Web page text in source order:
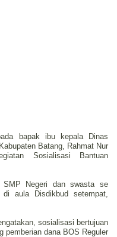
bapak ibu kepala Dinas
Batang, Rahmat Nur
Sosialisasi Bantuan
SMP Negeri dan swasta se
di aula Disdikbud setempat,
sosialisasi bertujuan
pemberian dana BOS Reguler